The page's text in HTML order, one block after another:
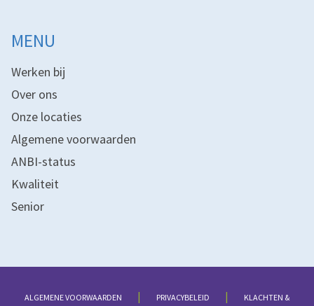
MENU
Werken bij
Over ons
Onze locaties
Algemene voorwaarden
ANBI-status
Kwaliteit
Senior
ALGEMENE VOORWAARDEN | PRIVACYBELEID | KLACHTEN &